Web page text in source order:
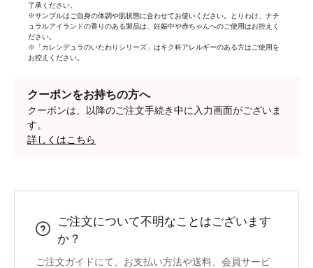
了承ください。
※サンプルはご自身の体調や肌状態に合わせてお使いください。とりわけ、ナチ
ュラルアイランドの香りのある製品は、妊娠中や赤ちゃんへのご使用はお控えく
ださい。
※「カレンデュラのいたわりシリーズ」はキク科アレルギーのある方はご使用を
お控えください。
クーポンをお持ちの方へ
クーポンは、以降のご注文手続き中に入力画面がございま
す。
詳しくはこちら
ご注文について不明なことはございます
か？
ご注文ガイドにて、お支払い方法や送料、会員サービ